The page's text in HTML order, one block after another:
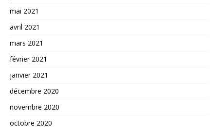
mai 2021
avril 2021
mars 2021
février 2021
janvier 2021
décembre 2020
novembre 2020
octobre 2020